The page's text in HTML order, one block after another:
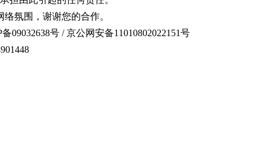
络氛围，谢谢您的合作。
09032638号 / 京公网安备11010802022151号